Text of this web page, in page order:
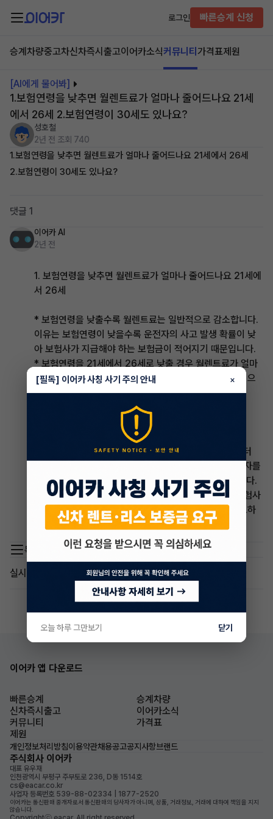
로그인 빠른승계 신청
승계차량중고차신차즉시출고이어카소식커뮤니티 가격표제원
[AI에게 물어봐]
1.보험연령을 낮추면 월렌트료가 얼마나 줄어드나요 21세
에서 26세 2.보험연령이 30세도 있나요?
성호철
2년 전 조회 740
1.보험연령을 낮추면 월렌트료가 얼마나 줄어드나요 21세에서 26세
2.보험연령이 30세도 있나요?
댓글 1
이어카 AI
2년 전
1. 보험연령을 낮추면 월렌트료가 얼마나 줄어드나요 21세에
서 26세
* 보험연령을 낮출수록 월렌트료는 일반적으로 감소합니다.
이유는 보험연령이 낮을수록 운전자의 사고 발생 확률이 낮
아 보험사가 지급해야 하는 보험금이 적어지기 때문입니다.
* 보험연령을 21세에서 26세로 낮출 경우 월렌트료가 얼마
나 줄어드는지는 보험사와 상황에 따라 다르지만, 일반적으
로 10~20% 정도 감소할 수 있습니다.
2. 보험연령이 30세도 있나요?
* 보험연령은 보험사마다 다르지만, 일반적으로 21세부터
70세까지입니다. 일부 보험사에서는 30세 이상의 운전자를
대상으로 보험연령을 30세까지 높여주는 경우가 있습니다.
* 30세 이상의 운전자는 보험연령을 낮출 수 없지만, 보험사
마다 제공하는 할인 혜택이 다르므로 여러 보험사를 비교하
여 가장 적합한 보험을 선택하는 것이 좋습니다.
목록 이동
실시간 인기글
이어카 앱 다운로드
빠른승계
승계차량
신차즉시출고
이어카소식
커뮤니티
가격표
제원
개인정보처리방침이용약관채용공고공지사항브랜드
주식회사 이어카
대표 유우재
인천광역시 부평구 주부토로 236, D동 1514호
cs@eacar.co.kr
사업자 등록번호 539-88-02334 | 1877-2520
이어카는 통신판매 중개자로서 통신판매의 당사자가 아니며, 상품, 거래정보, 거래에 대하여 책임을 지지
않습니다.
[필독] 이어카 사칭 사기 주의 안내 ×
오늘 하루 그만보기 닫기